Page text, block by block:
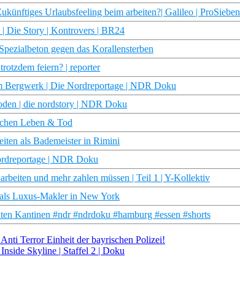
Urlaubsfeeling beim arbeiten?| Galileo | ProSieben
Die Story | Kontrovers | BR24
gegen das Korallensterben
feiern? | reporter
Bergwerk | Die Nordreportage | NDR Doku
| die nordstory | NDR Doku
Leben & Tod
als Bademeister in Rimini
| NDR Doku
und mehr zahlen müssen | Teil 1 | Y-Kollektiv
Luxus-Makler in New York
Kantinen #ndr #ndrdoku #hamburg #essen #shorts
Terror Einheit der bayrischen Polizei!
Skyline | Staffel 2 | Doku